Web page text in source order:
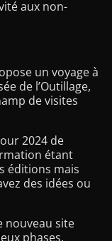
aux non-
un voyage à
de l’Outillage,
de visites
2024 de
étant
éditions mais
des idées ou
nouveau site
phases,